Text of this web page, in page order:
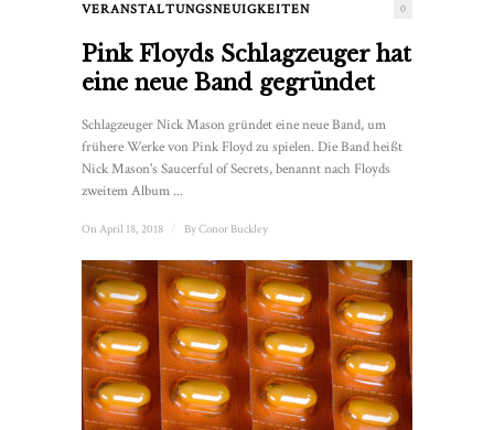
VERANSTALTUNGSNEUIGKEITEN 0
Pink Floyds Schlagzeuger hat
eine neue Band gegründet
Schlagzeuger Nick Mason gründet eine neue Band, um
frühere Werke von Pink Floyd zu spielen. Die Band heißt
Nick Mason's Saucerful of Secrets, benannt nach Floyds
zweitem Album ...
On April 18, 2018 ByConor Buckley